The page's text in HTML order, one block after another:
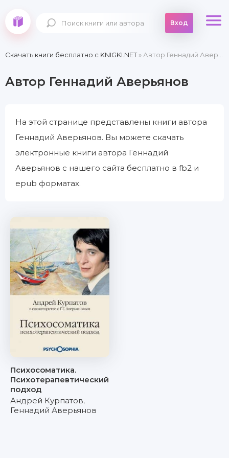
Вход
Скачать книги бесплатно c KNIGKI.NET» Автор Геннадий Аверьянов
Автор Геннадий Аверьянов
На этой странице представлены книги автора
Геннадий Аверьянов. Вы можете скачать
электронные книги автора Геннадий
Аверьянов с нашего сайта бесплатно в fb2 и
epub форматах.
Психосоматика.
Психотерапевтический
подход
Андрей Курпатов,
Геннадий Аверьянов